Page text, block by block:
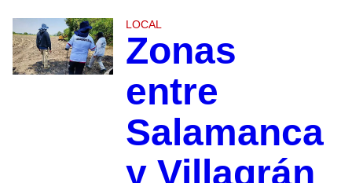
LOCAL
Zonas
entre
Salamanca
y Villagrán